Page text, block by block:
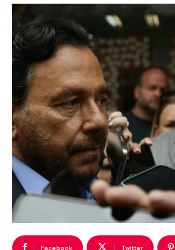
Facebook Twitter